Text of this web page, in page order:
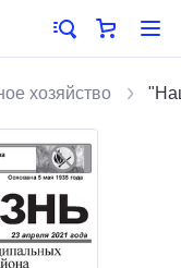
хозяйство